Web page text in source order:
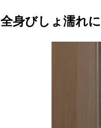
全身びしょ濡れ